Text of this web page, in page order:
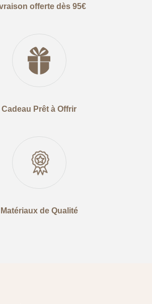
offerte dès 95€
Cadeau Prêt à Offrir
Matériaux de Qualité